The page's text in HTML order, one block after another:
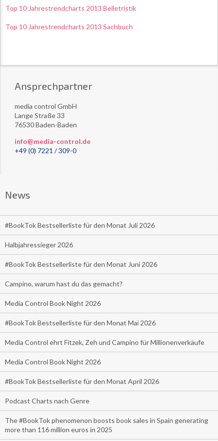
Top 10 Jahrestrendcharts 2013 Belletristik
Top 10 Jahrestrendcharts 2013 Sachbuch
Ansprechpartner
media control GmbH
Lange Straße 33
76530 Baden-Baden
info@media-control.de
+49 (0) 7221 / 309-0
News
#BookTok Bestsellerliste für den Monat Juli 2026
Halbjahressieger 2026
#BookTok Bestsellerliste für den Monat Juni 2026
Campino, warum hast du das gemacht?
Media Control Book Night 2026
#BookTok Bestsellerliste für den Monat Mai 2026
Media Control ehrt Fitzek, Zeh und Campino für Millionenverkäufe
Media Control Book Night 2026
#BookTok Bestsellerliste für den Monat April 2026
Podcast Charts nach Genre
The #BookTok phenomenon boosts book sales in Spain generating
more than 116 million euros in 2025